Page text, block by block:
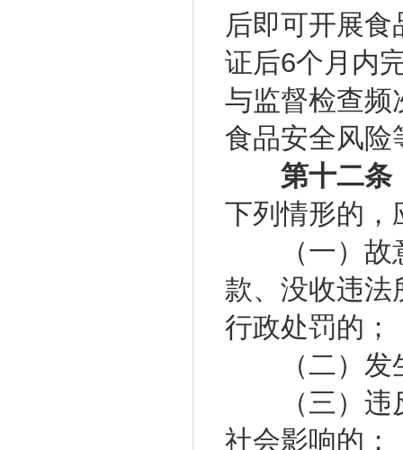
后即可开展
证后6个月内
与监督检查频
食品安全风险
第十二条
下列情形的，
（一）故意
款、没收违法
行政处罚的；
（二）发
（三）违反
社会影响的；